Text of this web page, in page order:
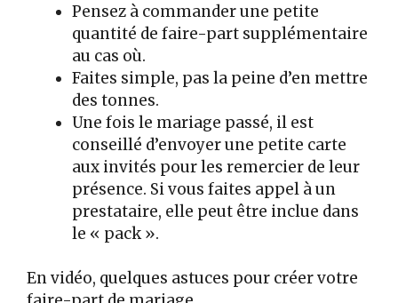
Pensez à commander une petite
quantité de faire-part supplémentaire
au cas où.
Faites simple, pas la peine d’en mettre
des tonnes.
Une fois le mariage passé, il est
conseillé d’envoyer une petite carte
aux invités pour les remercier de leur
présence. Si vous faites appel à un
prestataire, elle peut être inclue dans
le « pack ».
En vidéo, quelques astuces pour créer votre